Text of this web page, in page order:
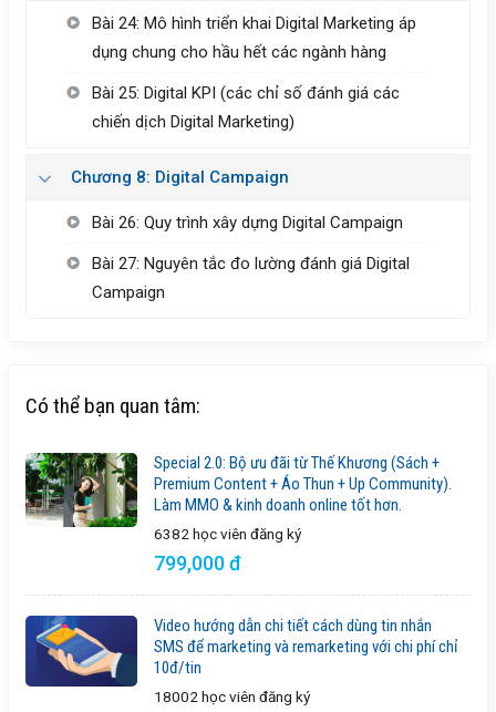
Bài 24: Mô hình triển khai Digital Marketing áp
dụng chung cho hầu hết các ngành hàng
Bài 25: Digital KPI (các chỉ số đánh giá các
chiến dịch Digital Marketing)
Chương 8: Digital Campaign
Bài 26: Quy trình xây dựng Digital Campaign
Bài 27: Nguyên tắc đo lường đánh giá Digital
Campaign
Có thể bạn quan tâm:
Special 2.0: Bộ ưu đãi từ Thế Khương (Sách +
Premium Content + Áo Thun + Up Community).
Làm MMO & kinh doanh online tốt hơn.
6382 học viên đăng ký
799,000 đ
Video hướng dẫn chi tiết cách dùng tin nhắn
SMS để marketing và remarketing với chi phí chỉ
10đ/tin
18002 học viên đăng ký